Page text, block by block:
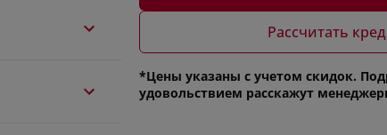
Рассчитать
*Цены указаны с учетом скидок.
удовольствием расскажут